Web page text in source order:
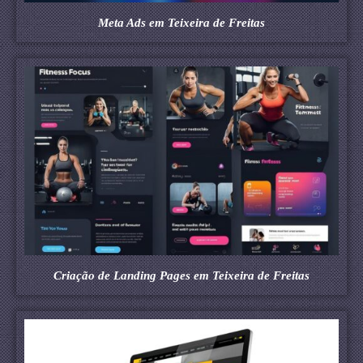
Meta Ads em Teixeira de Freitas
Criação de Landing Pages em Teixeira de Freitas